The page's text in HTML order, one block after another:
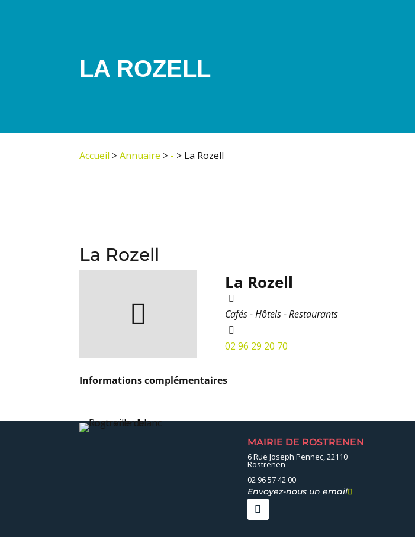
LA ROZELL
Accueil >Annuaire > - > La Rozell
La Rozell
La Rozell
Cafés - Hôtels - Restaurants
02 96 29 20 70
Informations complémentaires
MAIRIE DE ROSTRENEN
6 Rue Joseph Pennec, 22110
Rostrenen
02 96 57 42 00
Envoyez-nous un email